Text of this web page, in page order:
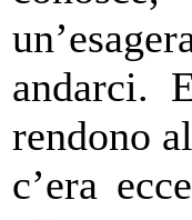
andarci.
rendono
c’era